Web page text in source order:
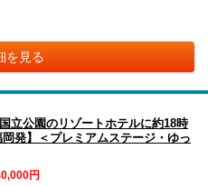
を見る
立公園のリゾートホテルに約18時
発】＜プレミアムステージ・ゆっ
円